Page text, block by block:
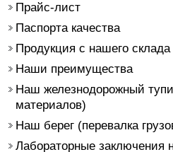
Прайс-лист
Паспорта качества
Продукция с нашего склада
Наши преимущества
Наш железнодорожный
материалов)
Наш берег (перевалка
Лабораторные заключения